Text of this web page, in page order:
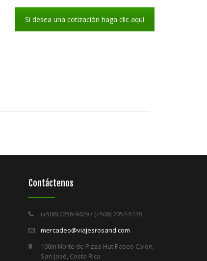
Si desea una cotización haga clic aquí
Contáctenos
(+506) 2256-9429 / (+506) 7057-5139
mercadeo@viajesrosand.com
100m Norte de Pizza Hut Paseo Colón,
San José, Costa Rica